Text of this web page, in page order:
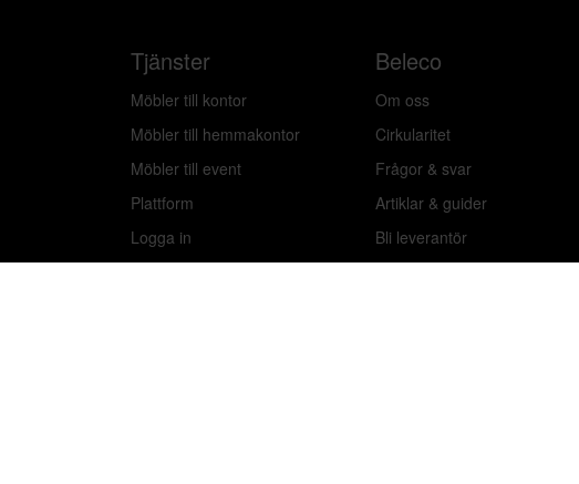
Tjänster
Möbler till kontor
Möbler till hemmakontor
Möbler till event
Plattform
Logga in
Beleco
Om oss
Cirkularitet
Frågor & svar
Artiklar & guider
Bli leverantör